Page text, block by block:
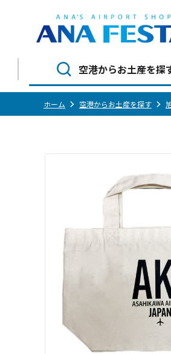
空港からお土産を探
ホーム 空港からお土産を探す